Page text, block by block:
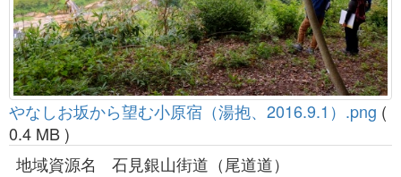
やなしお坂から望む小原宿（湯抱、2016.9.1）.png (
0.4 MB )
地域資源名
石見銀山街道（尾道道）